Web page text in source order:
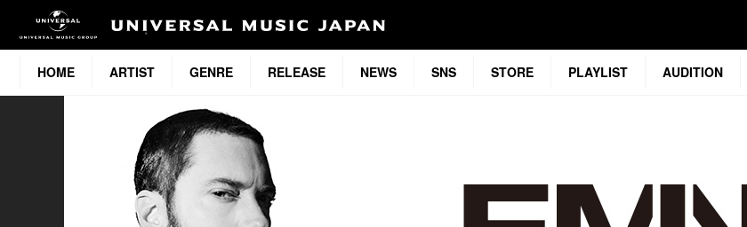
HOME ARTIST GENRE RELEASE NEWS SNS STORE PLAYLIST AUDITION